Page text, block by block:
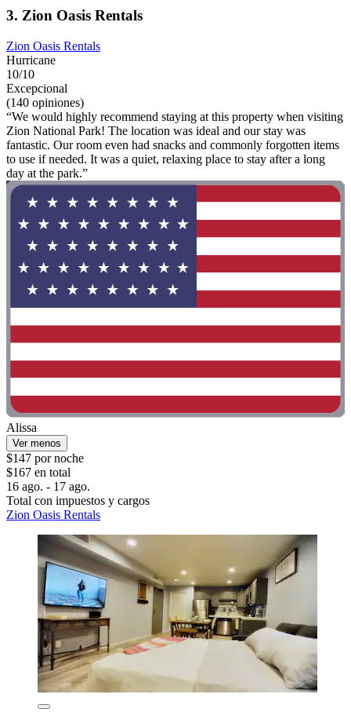
3. Zion Oasis Rentals
Zion Oasis Rentals
Hurricane
10/10
Excepcional
(140 opiniones)
“We would highly recommend staying at this property when visiting
Zion National Park! The location was ideal and our stay was
fantastic. Our room even had snacks and commonly forgotten items
to use if needed. It was a quiet, relaxing place to stay after a long
day at the park.”
Alissa
Ver menos
$147 por noche
$167 en total
16 ago. - 17 ago.
Total con impuestos y cargos
Zion Oasis Rentals